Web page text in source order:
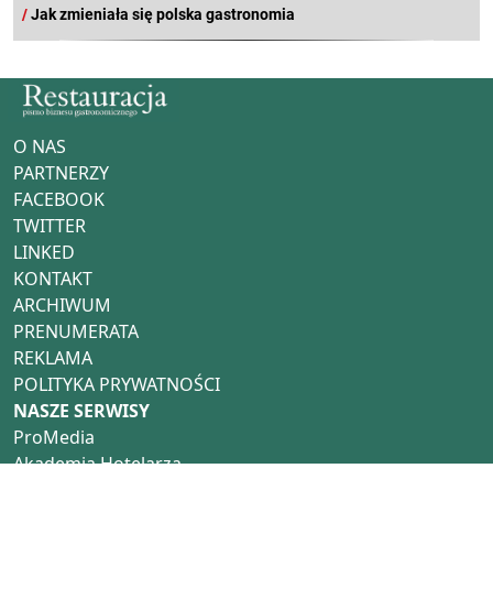
/Jak zmieniała się polska gastronomia
O NAS
PARTNERZY
FACEBOOK
TWITTER
LINKED
KONTAKT
ARCHIWUM
PRENUMERATA
REKLAMA
POLITYKA PRYWATNOŚCI
NASZE SERWISY
ProMedia
Akademia Hotelarza